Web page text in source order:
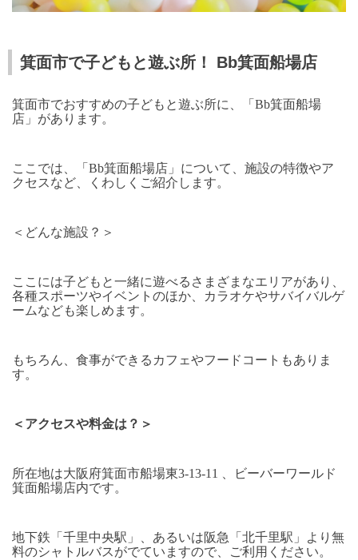
箕面市で子どもと遊ぶ所！ Bb箕面船場店
箕面市でおすすめの子どもと遊ぶ所に、「Bb箕面船場
店」があります。
ここでは、「Bb箕面船場店」について、施設の特徴やア
クセスなど、くわしくご紹介します。
＜どんな施設？＞
ここには子どもと一緒に遊べるさまざまなエリアがあり、
各種スポーツやイベントのほか、カラオケやサバイバルゲ
ームなども楽しめます。
もちろん、食事ができるカフェやフードコートもありま
す。
＜アクセスや料金は？＞
所在地は大阪府箕面市船場東3-13-11 、ビーバーワールド
箕面船場店内です。
地下鉄「千里中央駅」、あるいは阪急「北千里駅」より無
料のシャトルバスがでていますので、ご利用ください。